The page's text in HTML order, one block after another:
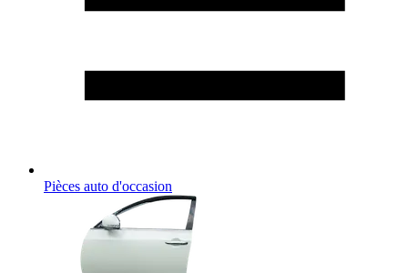
Pièces auto d'occasion